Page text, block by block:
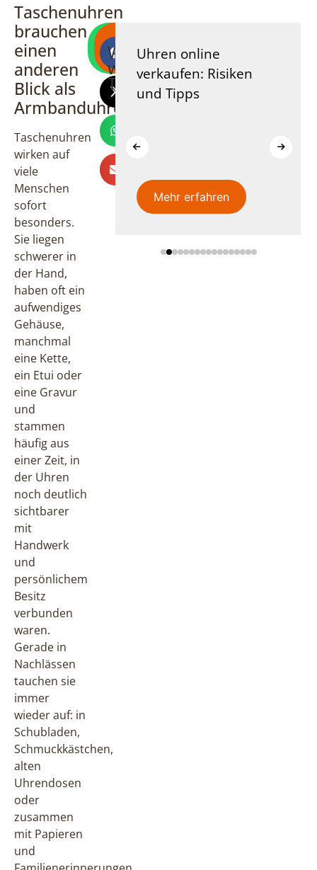
Taschenuhren
brauchen
einen
anderen
Blick als
Armbanduhren
Taschenuhren
wirken auf
viele
Menschen
sofort
besonders.
Sie liegen
schwerer in
der Hand,
haben oft ein
aufwendiges
Gehäuse,
manchmal
eine Kette,
ein Etui oder
eine Gravur
und
stammen
häufig aus
einer Zeit, in
der Uhren
noch deutlich
sichtbarer
mit
Handwerk
und
persönlichem
Besitz
verbunden
waren.
Gerade in
Nachlässen
tauchen sie
immer
wieder auf: in
Schubladen,
Schmuckkästchen,
alten
Uhrendosen
oder
zusammen
mit Papieren
und
Direkt per
WhatsApp
schreiben
Besichtigung
anfragen
Weitere
wissenswerte
Themen
ich eine
Uhr?
Uhren online
verkaufen: Risiken
und Tipps
Mehr erfahren